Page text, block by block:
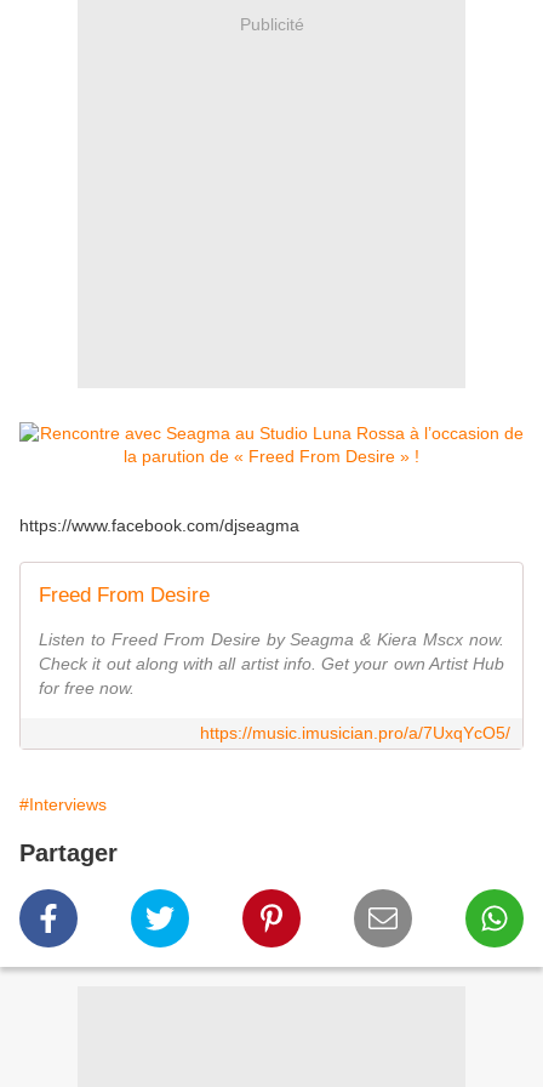
Publicité
https://www.facebook.com/djseagma
Freed From Desire
Listen to Freed From Desire by Seagma & Kiera Mscx now.
Check it out along with all artist info. Get your own Artist Hub
for free now.
https://music.imusician.pro/a/7UxqYcO5/
#Interviews
Partager